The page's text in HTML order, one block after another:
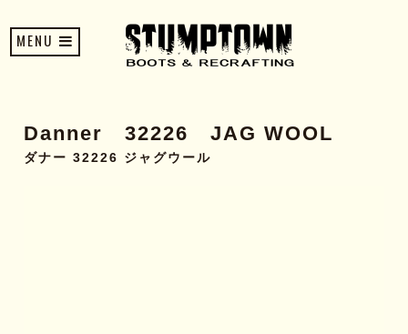
MENU
Danner 32226 JAG WOOL
ダナー 32226 ジャグウール